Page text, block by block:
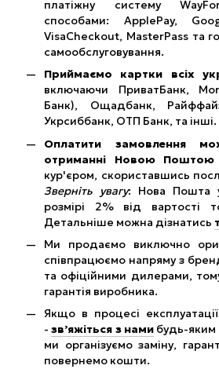
платіжну систему
способами: ApplePay,
VisaCheckout, MasterPass та
самообслуговування.
Приймаємо картки всіх
включаючи ПриватБанк,
Банк), Ощадбанк,
Укрсиббанк, ОТП Банк, та інші.
Оплатити замовлення
отриманні Новою Поштою
кур'єром, скориставшись
Зверніть увагу: Нова Пошта
розмірі 2% від вартості
Детальніше можна дізнатись
Ми продаємо виключно
співпрацюємо напряму з
та офіційними дилерами,
гарантія виробника.
Якщо в процесі
-зв’яжіться з нами будь-яким
ми організуємо заміну,
повернемо кошти.